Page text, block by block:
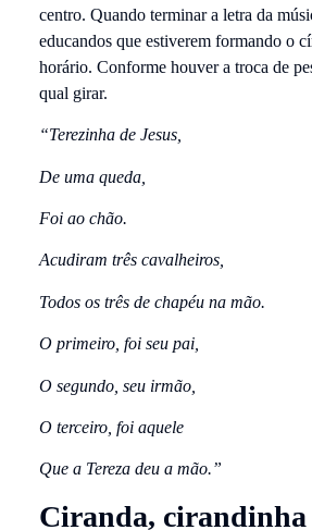
centro. Quando terminar a letra da
educandos que estiverem formando o
horário. Conforme houver a troca de
qual girar.
“Terezinha de Jesus,
De uma queda,
Foi ao chão.
Acudiram três cavalheiros,
Todos os três de chapéu na mão.
O primeiro, foi seu pai,
O segundo, seu irmão,
O terceiro, foi aquele
Que a Tereza deu a mão.”
Ciranda, cirandinha